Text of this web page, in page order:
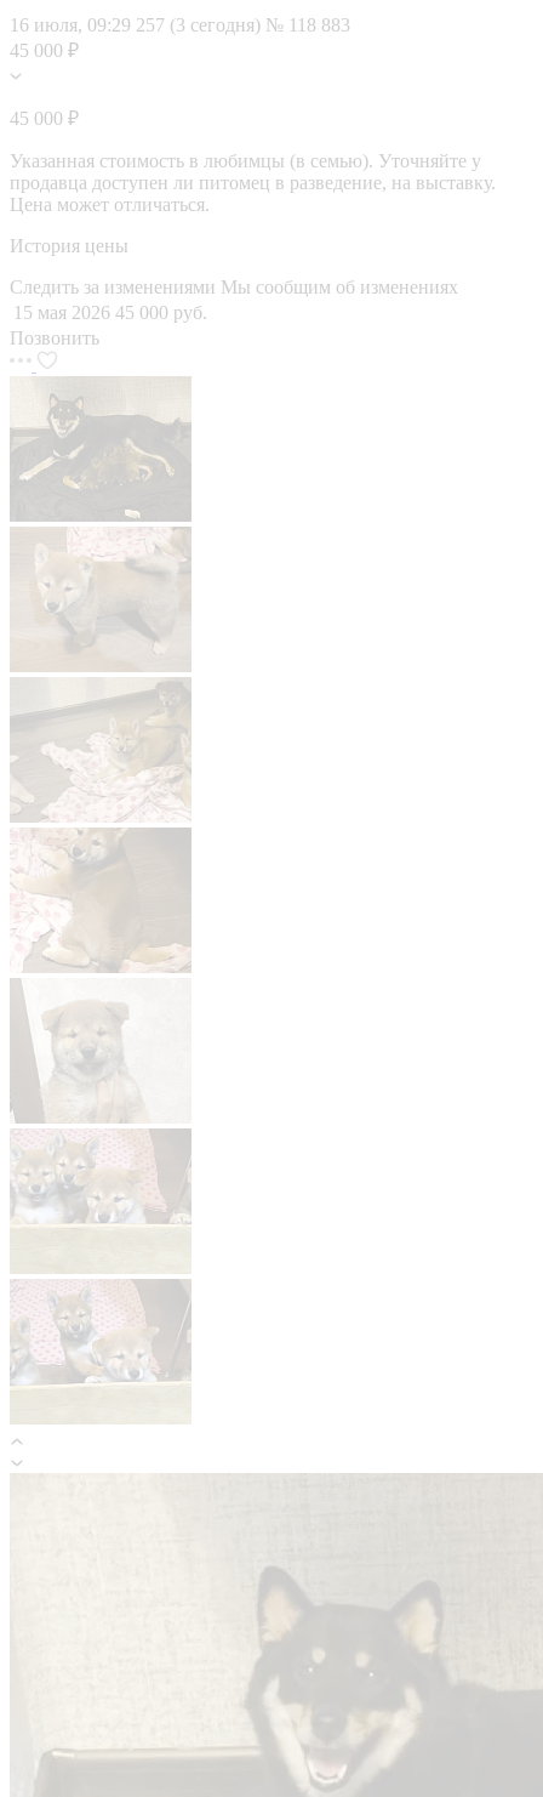
16 июля, 09:29 257 (3 сегодня) № 118 883
45 000 ₽
45 000 ₽
Указанная стоимость в любимцы (в семью). Уточняйте у
продавца доступен ли питомец в разведение, на выставку.
Цена может отличаться.
История цены
Следить за изменениями Мы сообщим об изменениях
15 мая 2026 45 000 руб.
Позвонить